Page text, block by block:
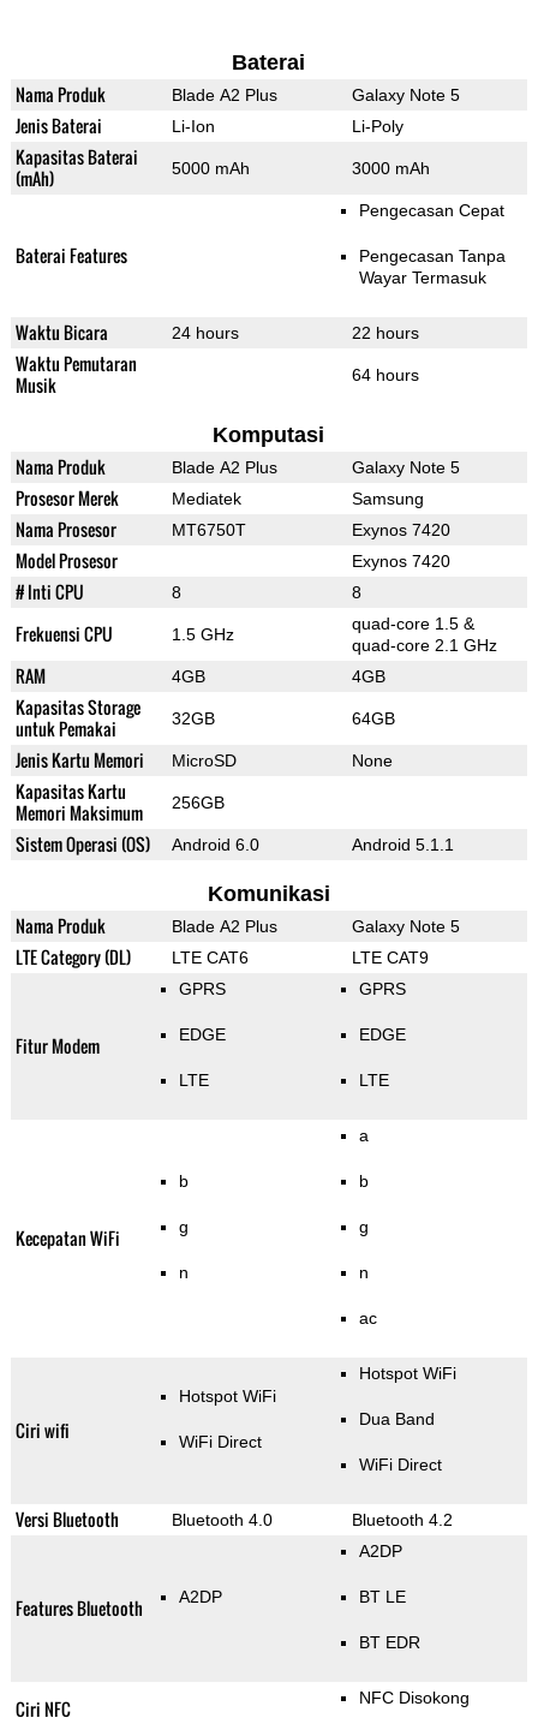
Baterai
Nama Produk Blade A2 Plus Galaxy Note 5
Jenis Baterai Li-Ion Li-Poly
Kapasitas Baterai
(mAh)
5000 mAh 3000 mAh
Baterai Features
Pengecasan Cepat
Pengecasan Tanpa
Wayar Termasuk
Waktu Bicara 24 hours 22 hours
Waktu Pemutaran
Musik
64 hours
Komputasi
Nama Produk Blade A2 Plus Galaxy Note 5
Prosesor Merek Mediatek Samsung
Nama Prosesor MT6750T Exynos 7420
Model Prosesor Exynos 7420
# Inti CPU 8 8
Frekuensi CPU 1.5 GHz
quad-core 1.5 &
quad-core 2.1 GHz
RAM 4GB 4GB
Kapasitas Storage
untuk Pemakai
32GB 64GB
Jenis Kartu Memori MicroSD None
Kapasitas Kartu
Memori Maksimum
256GB
Sistem Operasi (OS) Android 6.0 Android 5.1.1
Komunikasi
Nama Produk Blade A2 Plus Galaxy Note 5
LTE Category (DL) LTE CAT6 LTE CAT9
Fitur Modem
GPRS
EDGE
LTE
GPRS
EDGE
LTE
Kecepatan WiFi
b
g
n
a
b
g
n
ac
Ciri wifi
Hotspot WiFi
WiFi Direct
Hotspot WiFi
Dua Band
WiFi Direct
Versi Bluetooth Bluetooth 4.0 Bluetooth 4.2
Features Bluetooth A2DP
A2DP
BT LE
BT EDR
Ciri NFC NFC Disokong